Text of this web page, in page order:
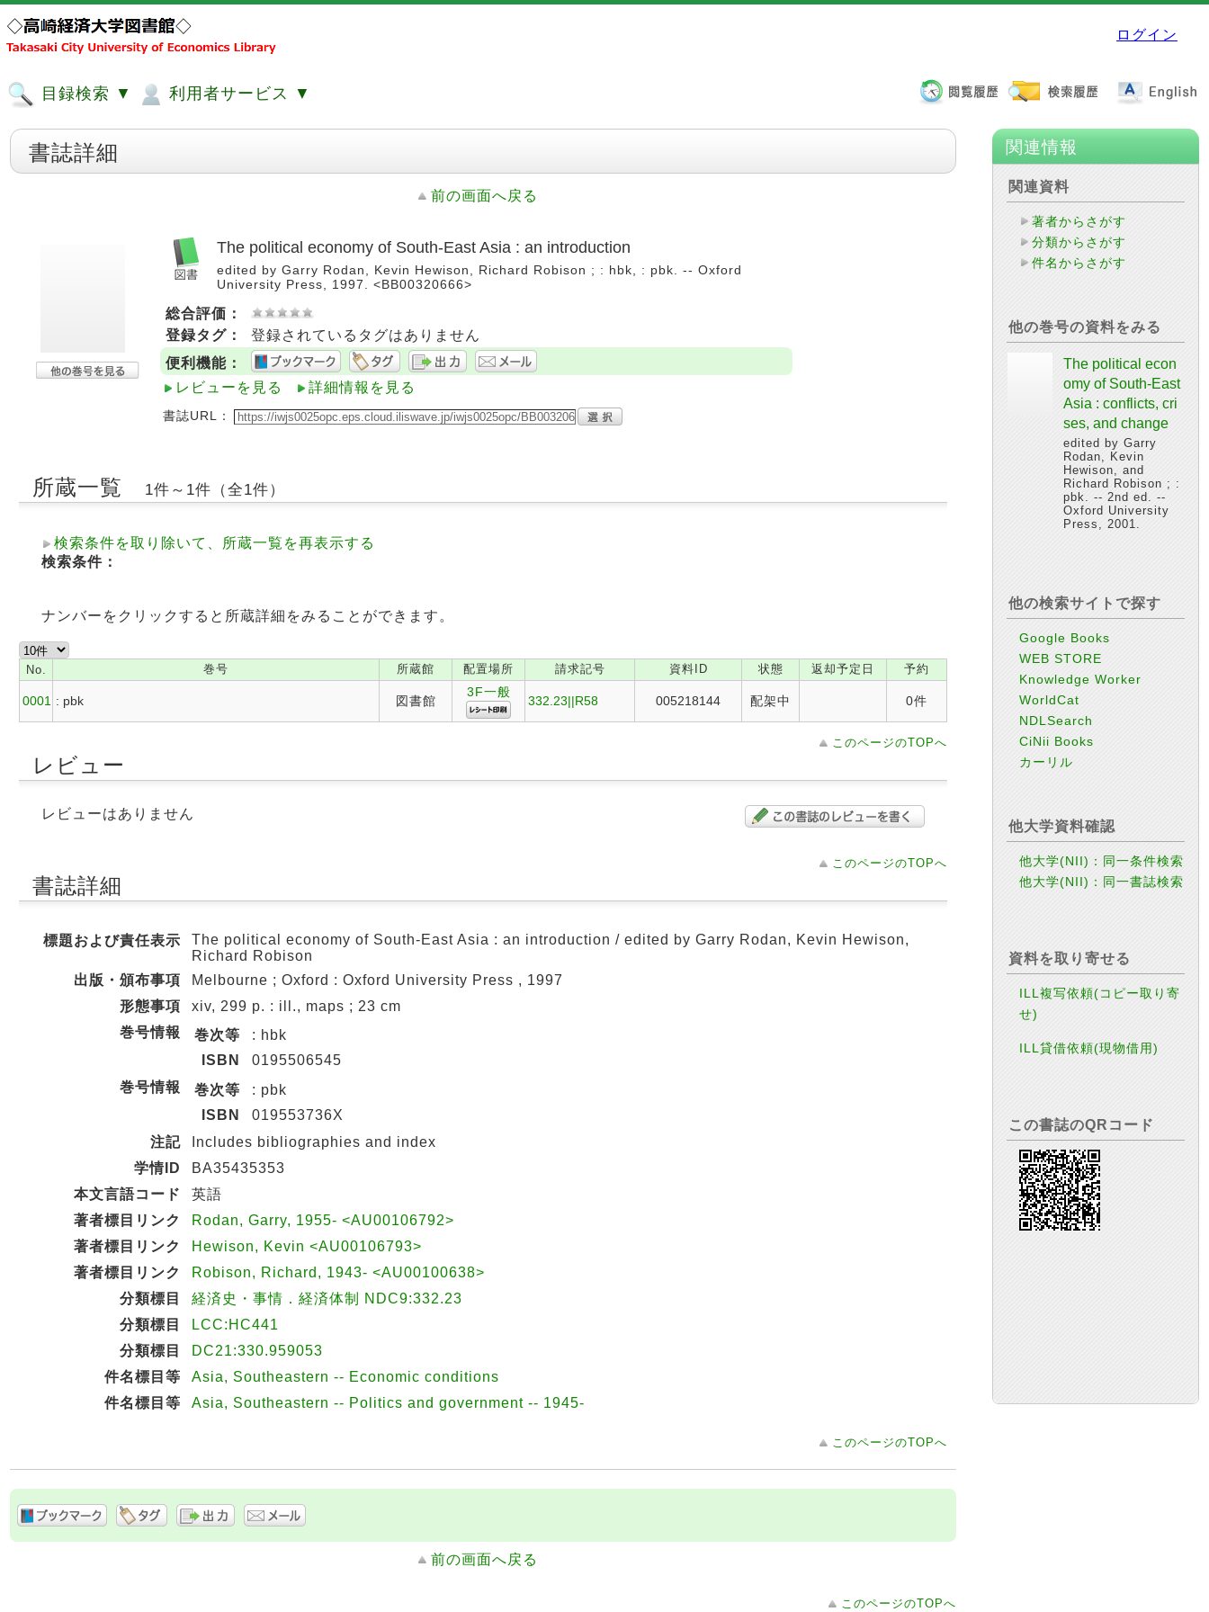
ログイン
目録検索 ▼ 利用者サービス ▼
書誌詳細
前の画面へ戻る
The political economy of South-East Asia : an introduction
edited by Garry Rodan, Kevin Hewison, Richard Robison ; : hbk, : pbk. -- Oxford
University Press, 1997. <BB00320666>
総合評価：
登録タグ：
登録されているタグはありません
便利機能：
レビューを見る
詳細情報を見る
書誌URL：
所蔵一覧 1件～1件（全1件）
検索条件を取り除いて、所蔵一覧を再表示する
検索条件：
ナンバーをクリックすると所蔵詳細をみることができます。
No. 巻号 所蔵館 配置場所 請求記号 資料ID 状態 返却予定日 予約
0001 : pbk 図書館
3F一般
332.23||R58 005218144 配架中 0件
このページのTOPへ
レビュー
レビューはありません
このページのTOPへ
書誌詳細
標題および責任表示
The political economy of South-East Asia : an introduction / edited by Garry Rodan, Kevin Hewison,
Richard Robison
出版・頒布事項
Melbourne ; Oxford : Oxford University Press , 1997
形態事項
xiv, 299 p. : ill., maps ; 23 cm
巻号情報
巻次等
: hbk
ISBN
0195506545
巻号情報
巻次等
: pbk
ISBN
019553736X
注記
Includes bibliographies and index
学情ID
BA35435353
本文言語コード
英語
著者標目リンク
Rodan, Garry, 1955- <AU00106792>
著者標目リンク
Hewison, Kevin <AU00106793>
著者標目リンク
Robison, Richard, 1943- <AU00100638>
分類標目
経済史・事情．経済体制 NDC9:332.23
分類標目
LCC:HC441
分類標目
DC21:330.959053
件名標目等
Asia, Southeastern -- Economic conditions
件名標目等
Asia, Southeastern -- Politics and government -- 1945-
このページのTOPへ
前の画面へ戻る
このページのTOPへ
関連情報
関連資料
著者からさがす
分類からさがす
件名からさがす
他の巻号の資料をみる
The political econ
omy of South-East
Asia : conflicts, cri
ses, and change
edited by Garry
Rodan, Kevin
Hewison, and
Richard Robison ; :
pbk. -- 2nd ed. --
Oxford University
Press, 2001.
他の検索サイトで探す
Google Books
WEB STORE
Knowledge Worker
WorldCat
NDLSearch
CiNii Books
カーリル
他大学資料確認
他大学(NII)：同一条件検索
他大学(NII)：同一書誌検索
資料を取り寄せる
ILL複写依頼(コピー取り寄
せ)
ILL貸借依頼(現物借用)
この書誌のQRコード